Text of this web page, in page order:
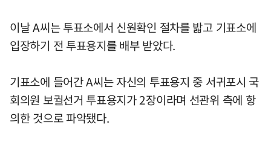
이날 A씨는 투표소에서 신원확인 절차를 밟고 기표소에
입장하기 전 투표용지를 배부 받았다.
기표소에 들어간 A씨는 자신의 투표용지 중 서귀포시 국
회의원 보궐선거 투표용지가 2장이라며 선관위 측에 항
의한 것으로 파악됐다.